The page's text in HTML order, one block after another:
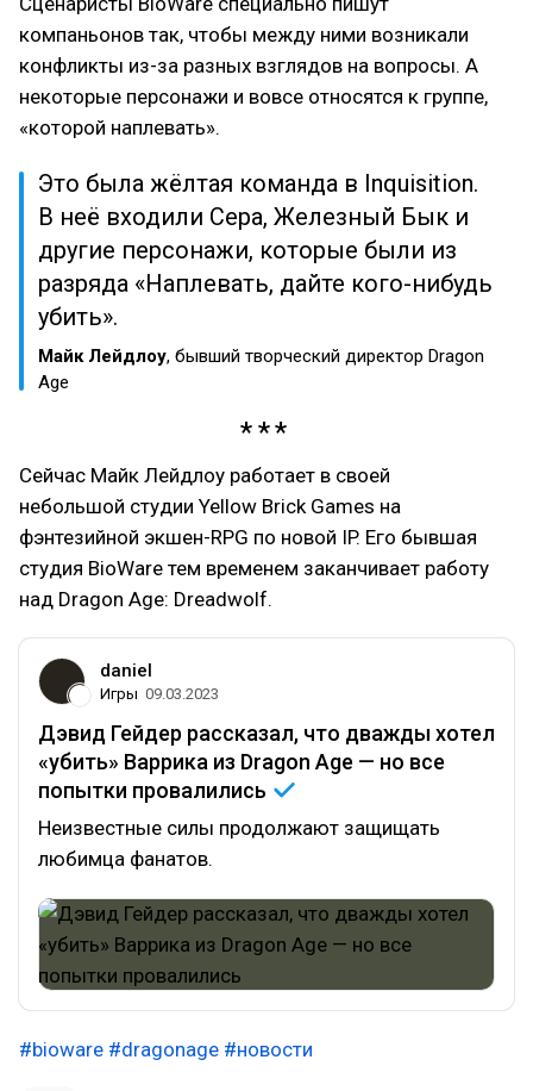
компаньонов так, чтобы между ними возникали
конфликты из-за разных взглядов на вопросы. А
некоторые персонажи и вовсе относятся к группе,
«которой наплевать».
Это была жёлтая команда в Inquisition.
В неё входили Сера, Железный Бык и
другие персонажи, которые были из
разряда «Наплевать, дайте кого-нибудь
убить».
Майк Лейдлоу, бывший творческий директор Dragon
Age
Сейчас Майк Лейдлоу работает в своей
небольшой студии Yellow Brick Games на
фэнтезийной экшен-RPG по новой IP. Его бывшая
студия BioWare тем временем заканчивает работу
над Dragon Age: Dreadwolf.
daniel
Игры 09.03.2023
Дэвид Гейдер рассказал, что дважды хотел
«убить» Варрика из Dragon Age — но все
попытки провалились
Неизвестные силы продолжают защищать
любимца фанатов.
#bioware #dragonage #новости